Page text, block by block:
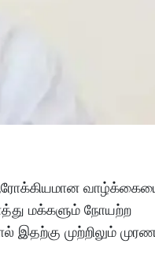
ஆரோக்கியமான
மக்களும் நோயற்ற
இதற்கு முற்றிலும்